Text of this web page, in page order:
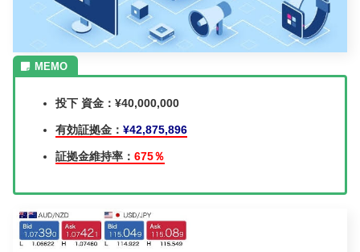
投下 資金：¥40,000,000
有効証拠金： ¥42,875,896
証拠金維持率： 675％